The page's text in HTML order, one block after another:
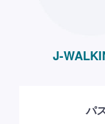
J-
パ